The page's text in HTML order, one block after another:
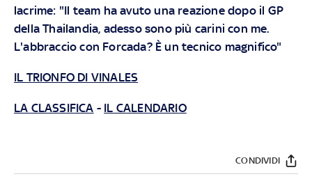
lacrime: "Il team ha avuto una reazione dopo il GP
della Thailandia, adesso sono più carini con me.
L'abbraccio con Forcada? È un tecnico magnifico"
IL TRIONFO DI VINALES
LA CLASSIFICA - IL CALENDARIO
CONDIVIDI